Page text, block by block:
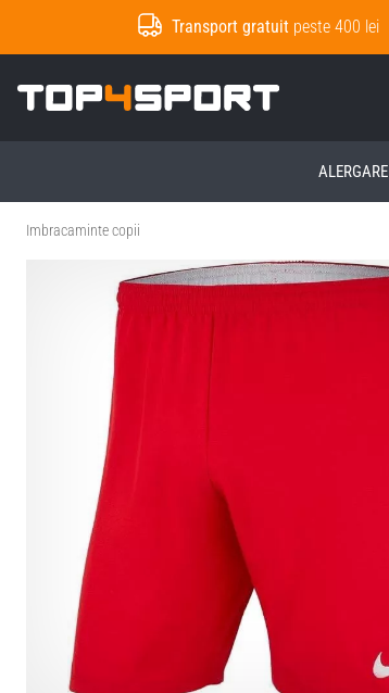
Transport gratuitpeste 400 lei
Top4Sport.ro
ALERGARE
Imbracaminte copii